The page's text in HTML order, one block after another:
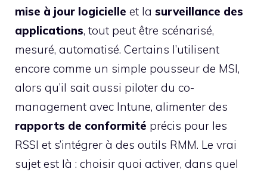
mise à jour logicielle et la surveillance des
applications, tout peut être scénarisé,
mesuré, automatisé. Certains l’utilisent
encore comme un simple pousseur de MSI,
alors qu’il sait aussi piloter du co-
management avec Intune, alimenter des
rapports de conformité précis pour les
RSSI et s’intégrer à des outils RMM. Le vrai
sujet est là : choisir quoi activer, dans quel